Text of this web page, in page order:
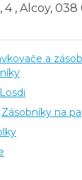
, Alcoy, 038
a
Losdi
Zásobníky na